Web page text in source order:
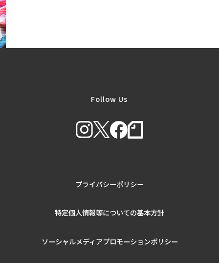
Follow Us
プライバシーポリシー
特定個人情報等についての基本方針
ソーシャルメディアプロモーションポリシー